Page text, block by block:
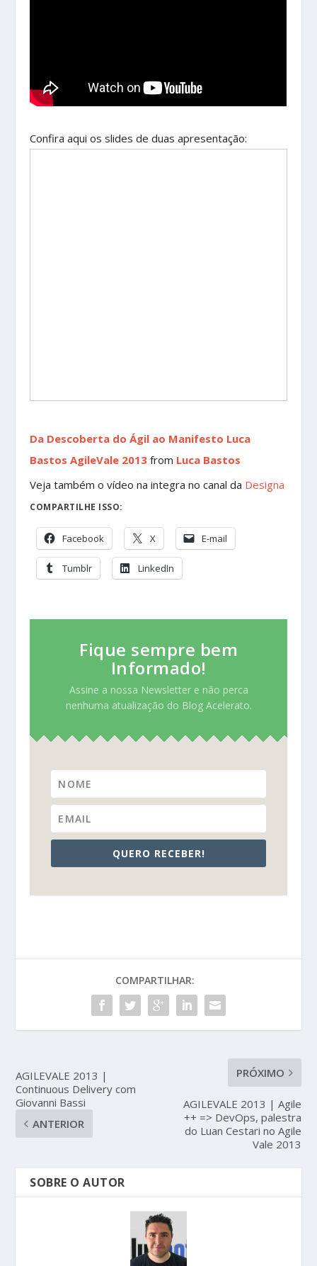
Confira aqui os slides de duas apresentação:
Da Descoberta do Ágil ao Manifesto Luca
Bastos AgileVale 2013 from Luca Bastos
Veja também o vídeo na integra no canal da Designa
COMPARTILHE ISSO:
Facebook X E-mail
Tumblr LinkedIn
Fique sempre bem
Informado!
Assine a nossa Newsletter e não perca
nenhuma atualização do Blog Acelerato.
QUERO RECEBER!
COMPARTILHAR:
AGILEVALE 2013 |
Continuous Delivery com
Giovanni Bassi
ANTERIOR
PRÓXIMO
AGILEVALE 2013 | Agile
++ => DevOps, palestra
do Luan Cestari no Agile
Vale 2013
SOBRE O AUTOR